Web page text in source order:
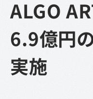
ALGO
6.9億円
実施